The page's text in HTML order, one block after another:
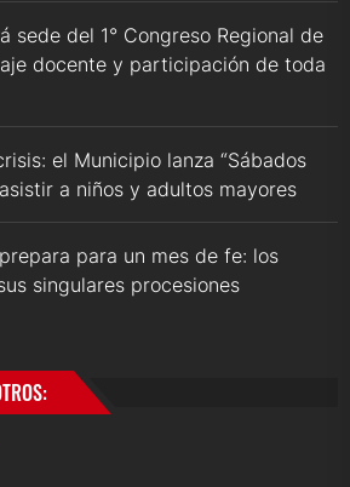
sede del 1° Congreso Regional de
docente y participación de toda
el Municipio lanza “Sábados
a niños y adultos mayores
para un mes de fe: los
singulares procesiones